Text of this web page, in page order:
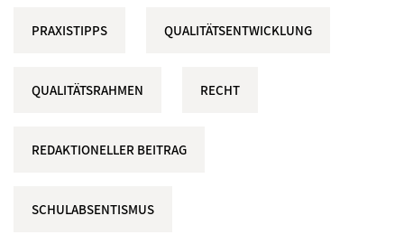
PRAXISTIPPS QUALITÄTSENTWICKLUNG
QUALITÄTSRAHMEN RECHT
REDAKTIONELLER BEITRAG
SCHULABSENTISMUS